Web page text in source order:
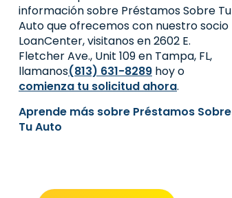
información sobre Préstamos Sobre Tu
Auto que ofrecemos con nuestro socio
LoanCenter, visitanos en 2602 E.
Fletcher Ave., Unit 109 en Tampa, FL,
llamanos(813) 631-8289 hoy o
comienza tu solicitud ahora.
Aprende más sobre Préstamos Sobre
Tu Auto